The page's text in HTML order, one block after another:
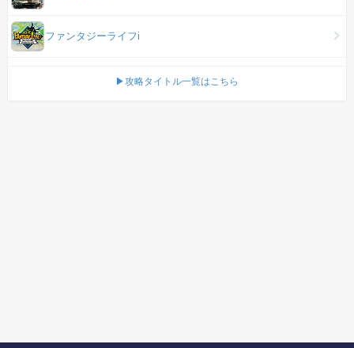
ファンタジーライフi
▶攻略タイトル一覧はこちら